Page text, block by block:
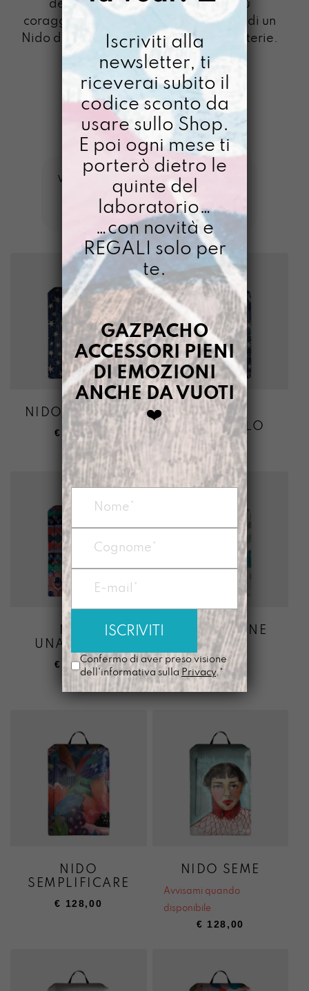
deve essere semplice.
Anche i più
coraggiosi esploratori hanno bisogno di un
Nido dove tenere pensieri e caricabatterie.
DIMMI DI PIÙ
GAZPACHO> ZAINO NIDO
VISUALIZZAZIONE DI 1-10 DI 32 RISULTATI
AL
FILTRI
NIDO LANOTTE
€ 128,00
NIDO
APRITICIELO
128,00
UNASTANZA
€ 128,00
NIDO TIFONE
Avvisami quando
disponibile
128,00
NIDO
SEMPLIFICARE
€ 128,00
NIDO SEME
Avvisami quando
disponibile
€ 128,00
Iscriviti alla
newsletter, ti
riceverai subito il
codice sconto da
usare sullo Shop.
E poi ogni mese ti
porterò dietro le
quinte del
laboratorio…
…con novità e
REGALI solo per
te.
GAZPACHO
ACCESSORI PIENI
DI EMOZIONI
ANCHE DA VUOTI
❤️
Confermo di aver preso visione
dell'informativa sulla Privacy.*